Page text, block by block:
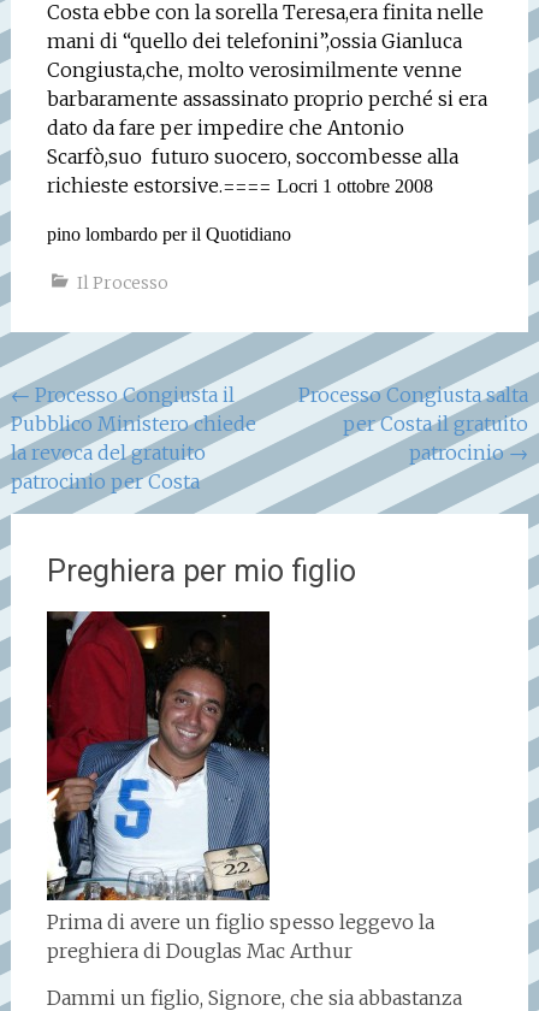
Costa ebbe con la sorella Teresa,era finita nelle
mani di “quello dei telefonini”,ossia Gianluca
Congiusta,che, molto verosimilmente venne
barbaramente assassinato proprio perché si era
dato da fare per impedire che Antonio
Scarfò,suo futuro suocero, soccombesse alla
richieste estorsive.==== Locri 1 ottobre 2008
pino lombardoper il Quotidiano
Il Processo
Navigazione
articoli
← Processo Congiusta il
Pubblico Ministero chiede
la revoca del gratuito
patrocinio per Costa
Processo Congiusta salta
per Costa il gratuito
patrocinio→
Preghiera per mio figlio
Prima di avere un figlio spesso leggevo la
preghiera di Douglas Mac Arthur
Dammi un figlio, Signore, che sia abbastanza